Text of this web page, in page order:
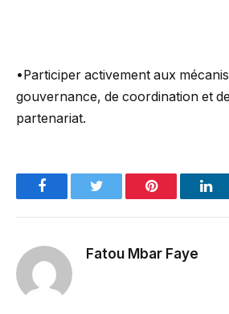
•Participer activement aux
gouvernance, de coordination et
partenariat.
FacebookTwitter Pinterest
Fatou Mbar Faye